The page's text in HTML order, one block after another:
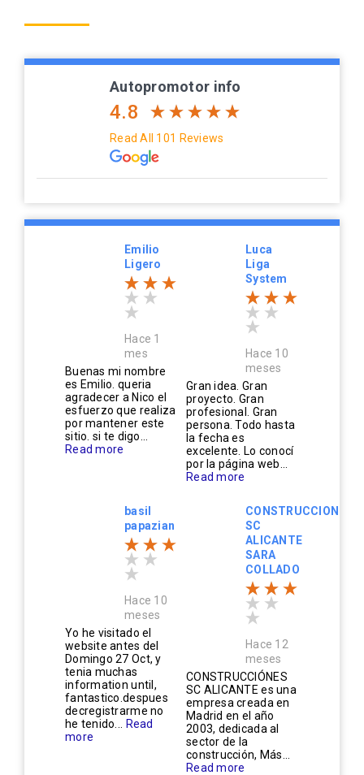
Autopromotor info
4.8
Read All 101 Reviews
Emilio
Ligero
Hace 1
mes
Buenas mi nombre
es Emilio. queria
agradecer a Nico el
esfuerzo que realiza
por mantener este
sitio. si te digo...
Read more
Luca
Liga
System
Hace 10
meses
Gran idea. Gran
proyecto. Gran
profesional. Gran
persona. Todo hasta
la fecha es
excelente. Lo conocí
por la página web...
Read more
basil
papazian
Hace 10
meses
Yo he visitado el
website antes del
Domingo 27 Oct, y
tenia muchas
information until,
fantastico.despues
decregistrarme no
he tenido...
Read
more
CONSTRUCCIONES
SC
ALICANTE
SARA
COLLADO
Hace 12
meses
CONSTRUCCIÓNES
SC ALICANTE es una
empresa creada en
Madrid en el año
2003, dedicada al
sector de la
construcción, Más...
Read more